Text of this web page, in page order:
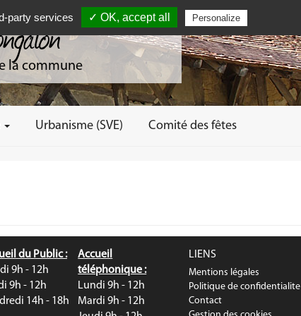
la commune
Urbanisme (SVE) Comité des fêtes
du Public :
9h - 12h
9h - 12h
14h - 18h
Accueil
téléphonique :
Lundi 9h - 12h
Mardi 9h - 12h
LIENS
Mentions légales
Politique de confidentialite
Contact
party services ✓ OK, accept all Personalize